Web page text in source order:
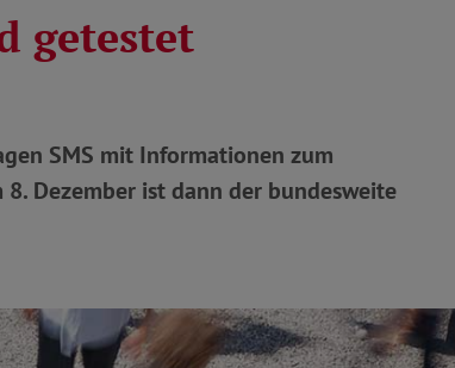
getestet
SMS mit Informationen zum
Dezember ist dann der bundesweite